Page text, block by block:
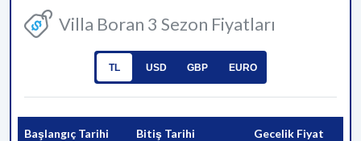
Villa Boran 3 Sezon Fiyatları
TL USD GBP EURO
Başlangıç Tarihi Bitiş Tarihi Gecelik Fiyat